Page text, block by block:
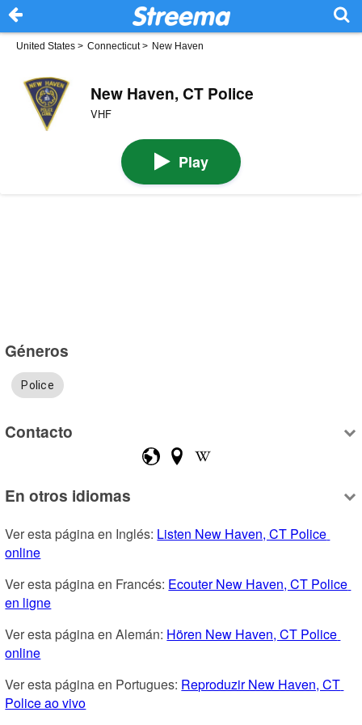
United States > Connecticut> New Haven
New Haven, CT Police
VHF
Play
Géneros
Police
Contacto
En otros idiomas
Ver esta página en Inglés: Listen New Haven, CT Police
online
Ver esta página en Francés: Ecouter New Haven, CT Police
en ligne
Ver esta página en Alemán: Hören New Haven, CT Police
online
Ver esta página en Portugues: Reproduzir New Haven, CT
Police ao vivo